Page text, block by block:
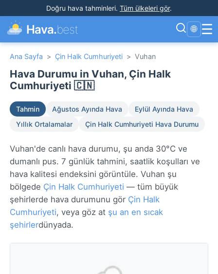
Doğru hava tahminleri. Tüm ülkeleri gör.
Hava.best 🌐 ☰
Ana Sayfa > Çin Halk Cumhuriyeti > Vuhan
Hava Durumu in Vuhan, Çin Halk
Cumhuriyeti 🇨🇳
Tahmin Ağustos Ayında Hava
Eylül Ayında Hava
Yıllık Ortalamalar
Çin Halk Cumhuriyeti Hava Durumu
Vuhan'de canlı hava durumu, şu anda 30°C ve
dumanlı pus. 7 günlük tahmini, saatlik koşulları ve
hava kalitesi endeksini görüntüle. Vuhan şu
bölgede Çin Halk Cumhuriyeti — tüm büyük
şehirlerde hava durumunu gör Çin Halk
Cumhuriyeti, veya göz at şu an en sıcak
şehirlerdünyada.